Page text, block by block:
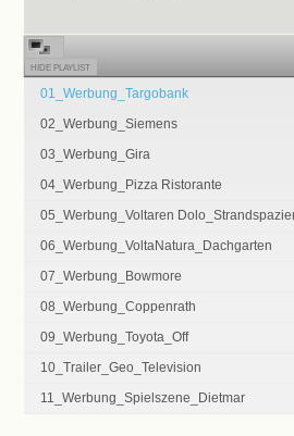
HIDE PLAYLIST
01_Werbung_Targobank
02_Werbung_Siemens
03_Werbung_Gira
04_Werbung_Pizza Ristorante
05_Werbung_Voltaren
06_Werbung_VoltaNatura_Dachgarten
07_Werbung_Bowmore
08_Werbung_Coppenrath
09_Werbung_Toyota_Off
10_Trailer_Geo_Television
11_Werbung_Spielszene_Dietmar